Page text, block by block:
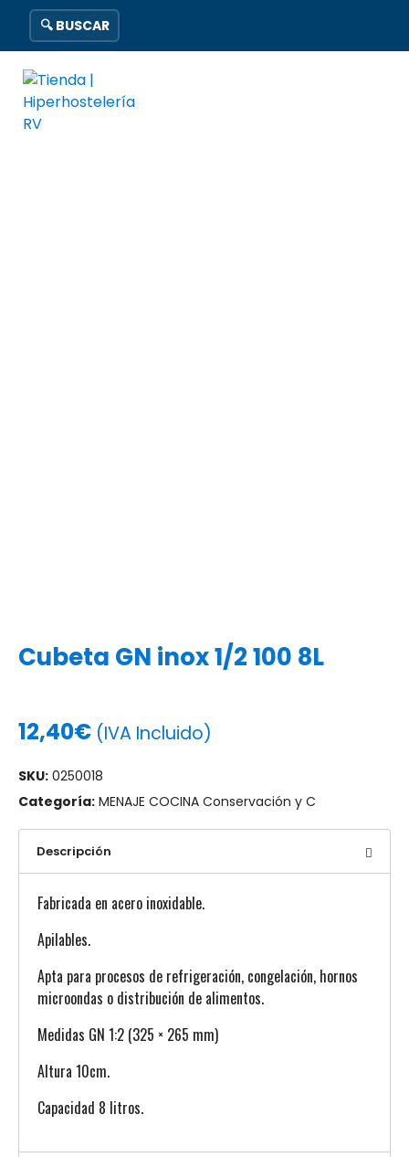
🔍 BUSCAR
Cubeta GN inox 1/2 100 8L
12,40€ (IVA Incluido)
SKU: 0250018
Categoría: MENAJE COCINA Conservación y C
Descripción
Fabricada en acero inoxidable.
Apilables.
Apta para procesos de refrigeración, congelación, hornos
microondas o distribución de alimentos.
Medidas GN 1:2 (325 × 265 mm)
Altura 10cm.
Capacidad 8 litros.